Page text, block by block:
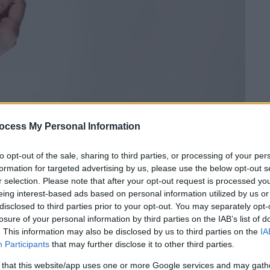
My Personal Information
opt-out of the sale, sharing to third parties, or processing of your
for targeted advertising by us, please use the below opt-out
selection. Please note that after your opt-out request is processed
interest-based ads based on personal information utilized by us
to third parties prior to your opt-out. You may separately
of your personal information by third parties on the IAB’s list of
This information may also be disclosed by us to third parties on the
Participants that may further disclose it to other third parties.
that this website/app uses one or more Google services and may
τουδώρου Πάσχαγια τους
2026, με την προθεσμία να πλησιάζει.
τηΜεγάλη Τετάρτη, η οποία φέτος
χρονικό όριο στους
καταβάλλεται αποκλειστικά σε
του σε είδος.